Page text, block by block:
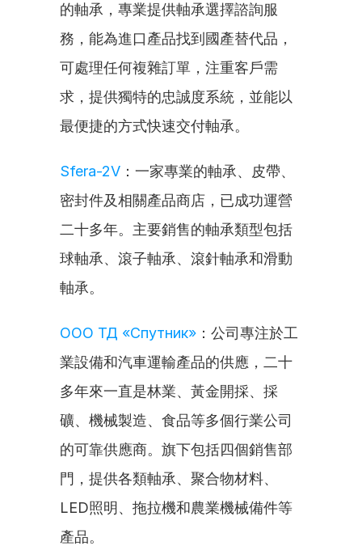
的軸承，專業提供軸承選擇諮詢服
務，能為進口產品找到國產替代品，
可處理任何複雜訂單，注重客戶需
求，提供獨特的忠誠度系統，並能以
最便捷的方式快速交付軸承。
Sfera-2V ：一家專業的軸承、皮帶、
密封件及相關產品商店，已成功運營
二十多年。主要銷售的軸承類型包括
球軸承、滾子軸承、滾針軸承和滑動
軸承。
ООО ТД «Спутник» ：公司專注於工
業設備和汽車運輸產品的供應，二十
多年來一直是林業、黃金開採、採
礦、機械製造、食品等多個行業公司
的可靠供應商。旗下包括四個銷售部
門，提供各類軸承、聚合物材料、
LED照明、拖拉機和農業機械備件等
產品。